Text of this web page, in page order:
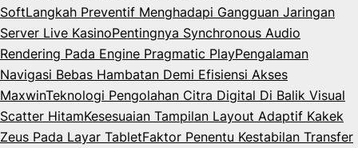
SoftLangkah Preventif Menghadapi Gangguan Jaringan
Server Live KasinoPentingnya Synchronous Audio
Rendering Pada Engine Pragmatic PlayPengalaman
Navigasi Bebas Hambatan Demi Efisiensi Akses
MaxwinTeknologi Pengolahan Citra Digital Di Balik Visual
Scatter HitamKesesuaian Tampilan Layout Adaptif Kakek
Zeus Pada Layar TabletFaktor Penentu Kestabilan Transfer